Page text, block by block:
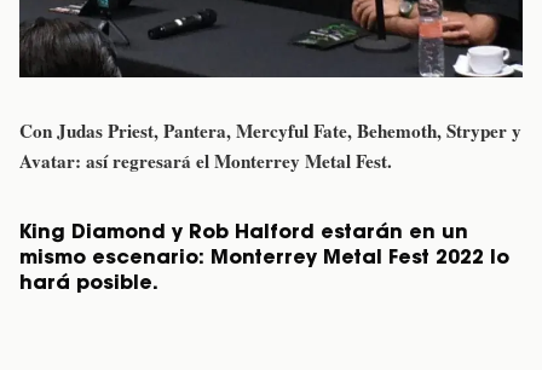
Con Judas Priest, Pantera, Mercyful Fate, Behemoth, Stryper y
Avatar: así regresará el Monterrey Metal Fest.
King Diamond y Rob Halford estarán en un
mismo escenario: Monterrey Metal Fest 2022 lo
hará posible.